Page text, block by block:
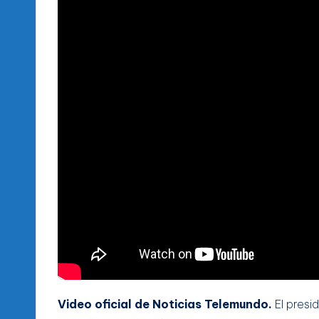
Video oficial de Noticias Telemundo. El